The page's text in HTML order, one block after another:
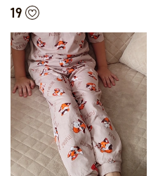
19